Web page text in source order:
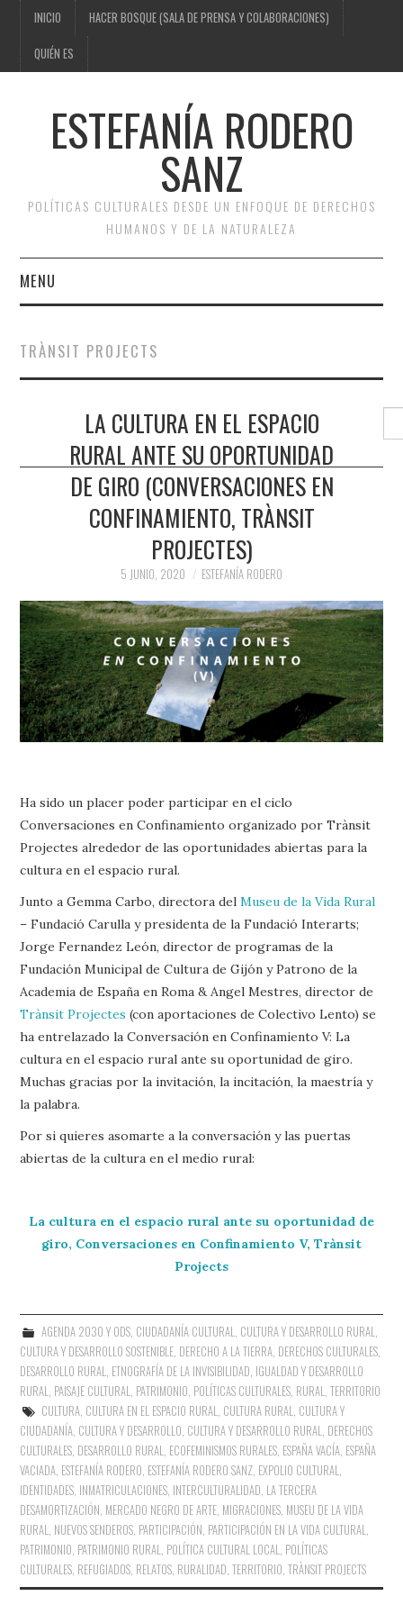
INICIO HACER BOSQUE (SALA DE PRENSA Y COLABORACIONES)
QUIÉN ES
ESTEFANÍA RODERO
SANZ
POLÍTICAS CULTURALES DESDE UN ENFOQUE DE DERECHOS
HUMANOS Y DE LA NATURALEZA
MENU
HACER BOSQUE (SALA DE
PRENSA Y
COLABORACIONES)
QUIÉN ES
TRÀNSIT PROJECTS
LA CULTURA EN EL ESPACIO
RURAL ANTE SU OPORTUNIDAD
DE GIRO (CONVERSACIONES EN
CONFINAMIENTO, TRÀNSIT
PROJECTES)
5 JUNIO, 2020 ESTEFANÍA RODERO
Ha sido un placer poder participar en el ciclo
Conversaciones en Confinamiento organizado por Trànsit
Projectes alrededor de las oportunidades abiertas para la
cultura en el espacio rural.
Junto a Gemma Carbo, directora delMuseu de la Vida Rural
– Fundació Carulla y presidenta de la Fundació Interarts;
Jorge Fernandez León, director de programas de la
Fundación Municipal de Cultura de Gijón y Patrono de la
Academia de España en Roma & Angel Mestres, director de
Trànsit Projectes (con aportaciones de Colectivo Lento) se
ha entrelazado la Conversación en Confinamiento V: La
cultura en el espacio rural ante su oportunidad de giro.
Muchas gracias por la invitación, la incitación, la maestría y
la palabra.
Por si quieres asomarte a la conversación y las puertas
abiertas de la cultura en el medio rural:
La cultura en el espacio rural ante su oportunidad de
giro, Conversaciones en Confinamiento V, Trànsit
Projects
AGENDA 2030 Y ODS, CIUDADANÍA CULTURAL, CULTURA Y DESARROLLO RURAL,
CULTURA Y DESARROLLO SOSTENIBLE, DERECHO A LA TIERRA, DERECHOS CULTURALES,
DESARROLLO RURAL, ETNOGRAFÍA DE LA INVISIBILIDAD, IGUALDAD Y DESARROLLO
RURAL, PAISAJE CULTURAL, PATRIMONIO, POLÍTICAS CULTURALES, RURAL,TERRITORIO
CULTURA, CULTURA EN EL ESPACIO RURAL, CULTURA RURAL, CULTURA Y
CIUDADANÍA, CULTURA Y DESARROLLO, CULTURA Y DESARROLLO RURAL, DERECHOS
CULTURALES, DESARROLLO RURAL, ECOFEMINISMOS RURALES, ESPAÑA VACÍA, ESPAÑA
VACIADA, ESTEFANÍA RODERO, ESTEFANÍA RODERO SANZ, EXPOLIO CULTURAL,
IDENTIDADES, INMATRICULACIONES, INTERCULTURALIDAD, LA TERCERA
DESAMORTIZACIÓN, MERCADO NEGRO DE ARTE, MIGRACIONES, MUSEU DE LA VIDA
RURAL, NUEVOS SENDEROS, PARTICIPACIÓN, PARTICIPACIÓN EN LA VIDA CULTURAL,
PATRIMONIO, PATRIMONIO RURAL, POLÍTICA CULTURAL LOCAL, POLÍTICAS
CULTURALES, REFUGIADOS, RELATOS, RURALIDAD,TERRITORIO,TRÀNSIT PROJECTS